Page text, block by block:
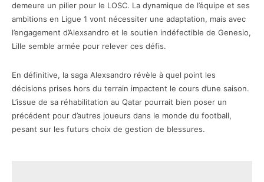
demeure un pilier pour le LOSC. La dynamique de l’équipe et ses
ambitions en Ligue 1 vont nécessiter une adaptation, mais avec
l’engagement d’Alexsandro et le soutien indéfectible de Genesio,
Lille semble armée pour relever ces défis.
En définitive, la saga Alexsandro révèle à quel point les
décisions prises hors du terrain impactent le cours d’une saison.
L’issue de sa réhabilitation au Qatar pourrait bien poser un
précédent pour d’autres joueurs dans le monde du football,
pesant sur les futurs choix de gestion de blessures.